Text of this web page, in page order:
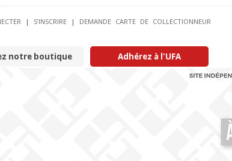
| S’INSCRIRE | DEMANDE CARTE DE COLLECTIONNEUR
notre boutique Adhérez à l'UFA